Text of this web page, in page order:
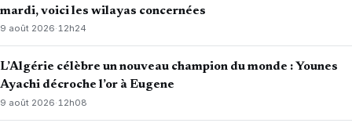
mardi, voici les wilayas concernées
9 août 2026·12h24
L’Algérie célèbre un nouveau champion du monde : Younes
Ayachi décroche l’or à Eugene
9 août 2026·12h08